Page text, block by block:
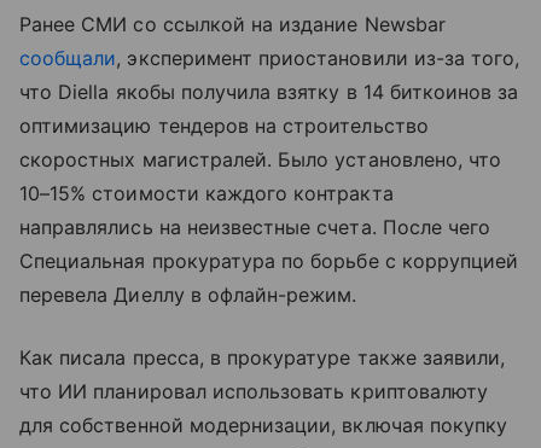
Ранее СМИ со ссылкой на издание Newsbar
сообщали, эксперимент приостановили из-за того,
что Diella якобы получила взятку в 14 биткоинов за
оптимизацию тендеров на строительство
скоростных магистралей. Было установлено, что
10–15% стоимости каждого контракта
направлялись на неизвестные счета. После чего
Специальная прокуратура по борьбе с коррупцией
перевела Диеллу в офлайн-режим.
Как писала пресса, в прокуратуре также заявили,
что ИИ планировал использовать криптовалюту
для собственной модернизации, включая покупку